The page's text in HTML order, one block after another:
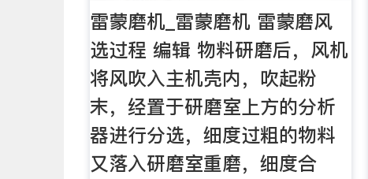
雷蒙磨机_雷蒙磨机 雷蒙磨风
选过程 编辑 物料研磨后，风机
将风吹入主机壳内，吹起粉
末，经置于研磨室上方的分析
器进行分选，细度过粗的物料
又落入研磨室重磨，细度合